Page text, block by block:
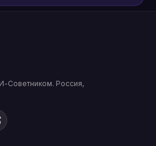
Советником. Россия,